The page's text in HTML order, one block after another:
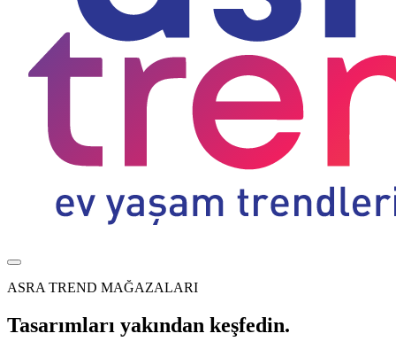
ASRA TREND MAĞAZALARI
Tasarımları yakından keşfedin.